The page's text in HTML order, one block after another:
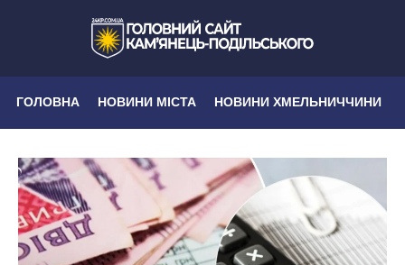
ГОЛОВНА НОВИНИ МІСТА НОВИНИ ХМЕЛЬНИЧЧИНИ